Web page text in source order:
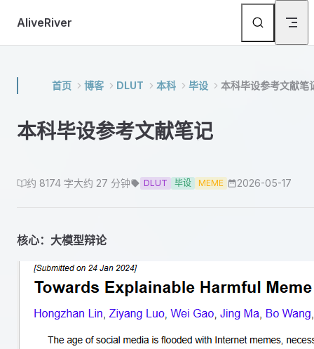
Skip to content
AliveRiver
首页 博客 DLUT 本科 毕设 本科毕设参考文献笔
本科毕设参考文献笔记
约 8174 字大约 27 分钟 DLUT 毕设 MEME 2026-05-17
核心：大模型辩论